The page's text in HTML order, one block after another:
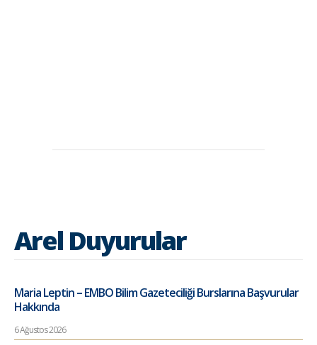
Arel Duyurular
Maria Leptin – EMBO Bilim Gazeteciliği Burslarına Başvurular
Hakkında
6 Ağustos 2026